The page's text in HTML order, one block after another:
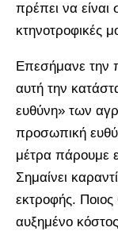
πρέπει να
κτηνοτροφικές
Επεσήμανε την
αυτή την
ευθύνη» των
προσωπική
μέτρα πάρουμε
Σημαίνει
εκτροφής.
αυξημένο